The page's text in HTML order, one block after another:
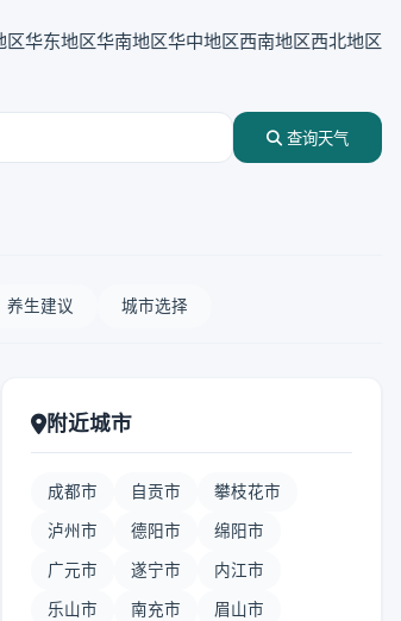
区华东地区华南地区华中地区西南地区西北地区
查询天气
养生建议 城市选择
附近城市
成都市 自贡市 攀枝花市
泸州市 德阳市 绵阳市
广元市 遂宁市 内江市
乐山市 南充市 眉山市